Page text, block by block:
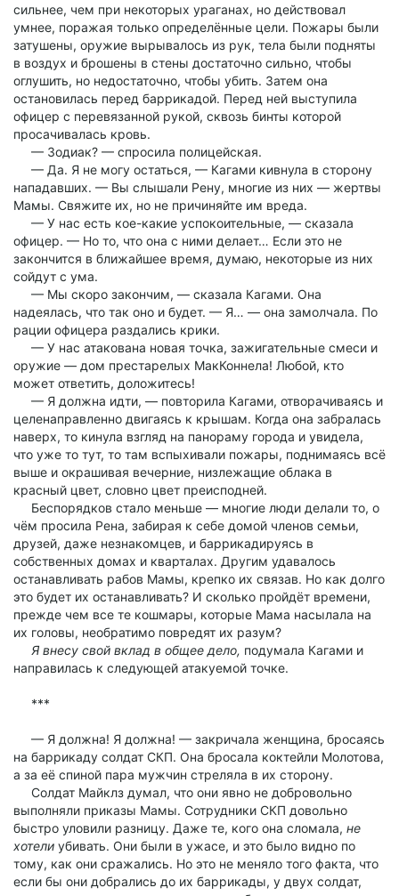
сильнее, чем при некоторых ураганах, но действовал
умнее, поражая только определённые цели. Пожары были
затушены, оружие вырывалось из рук, тела были подняты
в воздух и брошены в стены достаточно сильно, чтобы
оглушить, но недостаточно, чтобы убить. Затем она
остановилась перед баррикадой. Перед ней выступила
офицер с перевязанной рукой, сквозь бинты которой
просачивалась кровь.
— Зодиак? — спросила полицейская.
— Да. Я не могу остаться, — Кагами кивнула в сторону
нападавших. — Вы слышали Рену, многие из них — жертвы
Мамы. Свяжите их, но не причиняйте им вреда.
— У нас есть кое-какие успокоительные, — сказала
офицер. — Но то, что она с ними делает… Если это не
закончится в ближайшее время, думаю, некоторые из них
сойдут с ума.
— Мы скоро закончим, — сказала Кагами. Она
надеялась, что так оно и будет. — Я… — она замолчала. По
рации офицера раздались крики.
— У нас атакована новая точка, зажигательные смеси и
оружие — дом престарелых МакКоннела! Любой, кто
может ответить, доложитесь!
— Я должна идти, — повторила Кагами, отворачиваясь и
целенаправленно двигаясь к крышам. Когда она забралась
наверх, то кинула взгляд на панораму города и увидела,
что уже то тут, то там вспыхивали пожары, поднимаясь всё
выше и окрашивая вечерние, низлежащие облака в
красный цвет, словно цвет преисподней.
Беспорядков стало меньше — многие люди делали то, о
чём просила Рена, забирая к себе домой членов семьи,
друзей, даже незнакомцев, и баррикадируясь в
собственных домах и кварталах. Другим удавалось
останавливать рабов Мамы, крепко их связав. Но как долго
это будет их останавливать? И сколько пройдёт времени,
прежде чем все те кошмары, которые Мама насылала на
их головы, необратимо повредят их разум?
Я внесу свой вклад в общее дело, подумала Кагами и
направилась к следующей атакуемой точке.
***
— Я должна! Я должна! — закричала женщина, бросаясь
на баррикаду солдат СКП. Она бросала коктейли Молотова,
а за её спиной пара мужчин стреляла в их сторону.
Солдат Майклз думал, что они явно не добровольно
выполняли приказы Мамы. Сотрудники СКП довольно
быстро уловили разницу. Даже те, кого она сломала, не
хотели убивать. Они были в ужасе, и это было видно по
тому, как они сражались. Но это не меняло того факта, что
если бы они добрались до их баррикады, у двух солдат,